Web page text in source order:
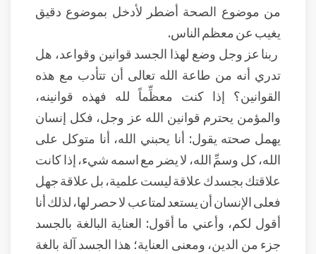
من موضوع الصحة أضطر لأدخل بموضوع دقيق
يغيب عن معظم الناس.
ربنا عز وجل وضع لهذا الجسد قوانين وقواعد، هل
تدري أنه من طاعة الله تعالى أن تتأدب مع هذه
القوانين؟ إذا كنت معظِّماً لله فهذه قوانينه،
والمؤمن يحترم قوانين الله عز وجل، فكل إنسان
يهمل صحته يقول: أنا يحبني الله، أنا متوكل على
الله، كل وسمِّ الله، لا يضر مع اسمه شيء، إذا كانت
علاقتك بجسدك علاقة ليست علمية، بل علاقة جهل
فعلى الإنسان أن يستعد لمتاعب لا حصر لها، لذلك أنا
أقول لكم، وأعني ما أقول: العناية البالغة بالجسد
جزء من الدين، ومعنى العناية؛ هذا الجسد آلة بالغة